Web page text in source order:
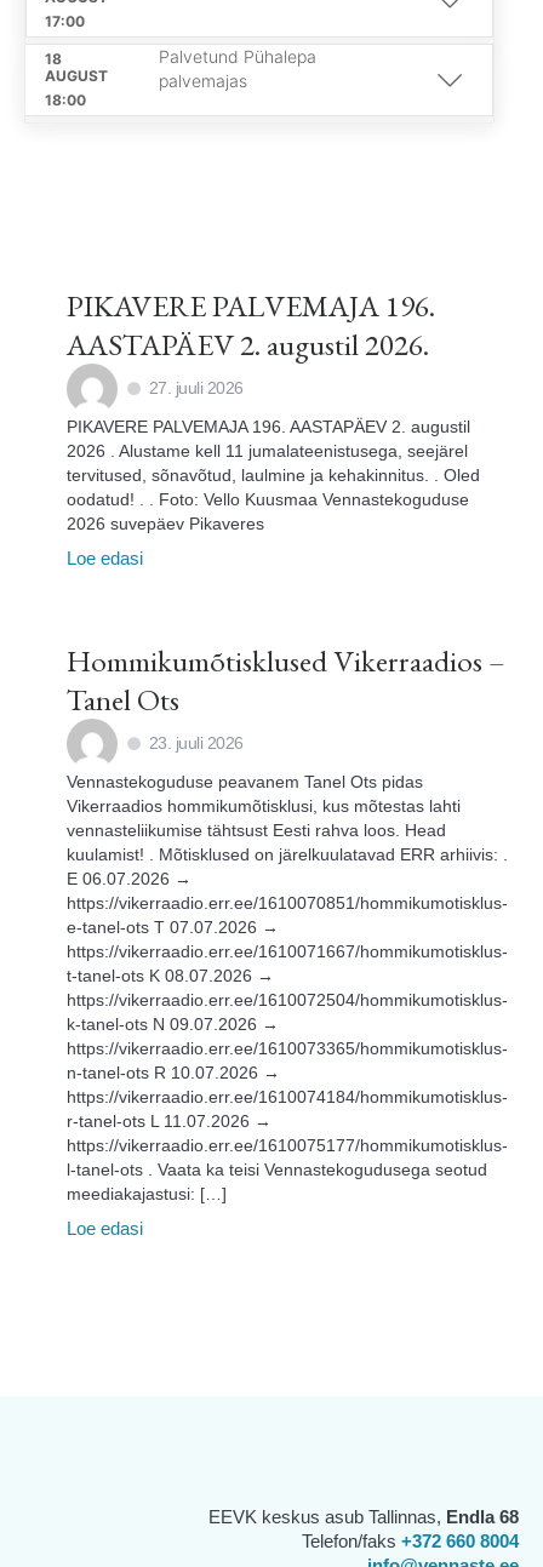
17:00
18
AUGUST
18:00
Palvetund Pühalepa
palvemajas
PIKAVERE PALVEMAJA 196.
AASTAPÄEV 2. augustil 2026.
27. juuli 2026
PIKAVERE PALVEMAJA 196. AASTAPÄEV 2. augustil
2026 . Alustame kell 11 jumalateenistusega, seejärel
tervitused, sõnavõtud, laulmine ja kehakinnitus. . Oled
oodatud! . . Foto: Vello Kuusmaa Vennastekoguduse
2026 suvepäev Pikaveres
Loe edasi
Hommikumõtisklused Vikerraadios –
Tanel Ots
23. juuli 2026
Vennastekoguduse peavanem Tanel Ots pidas
Vikerraadios hommikumõtisklusi, kus mõtestas lahti
vennasteliikumise tähtsust Eesti rahva loos. Head
kuulamist! . Mõtisklused on järelkuulatavad ERR arhiivis: .
E 06.07.2026 →
https://vikerraadio.err.ee/1610070851/hommikumotisklus-
e-tanel-ots T 07.07.2026 →
https://vikerraadio.err.ee/1610071667/hommikumotisklus-
t-tanel-ots K 08.07.2026 →
https://vikerraadio.err.ee/1610072504/hommikumotisklus-
k-tanel-ots N 09.07.2026 →
https://vikerraadio.err.ee/1610073365/hommikumotisklus-
n-tanel-ots R 10.07.2026 →
https://vikerraadio.err.ee/1610074184/hommikumotisklus-
r-tanel-ots L 11.07.2026 →
https://vikerraadio.err.ee/1610075177/hommikumotisklus-
l-tanel-ots . Vaata ka teisi Vennastekogudusega seotud
meediakajastusi: […]
Loe edasi
EEVK keskus asub Tallinnas, Endla 68
Telefon/faks +372 660 8004